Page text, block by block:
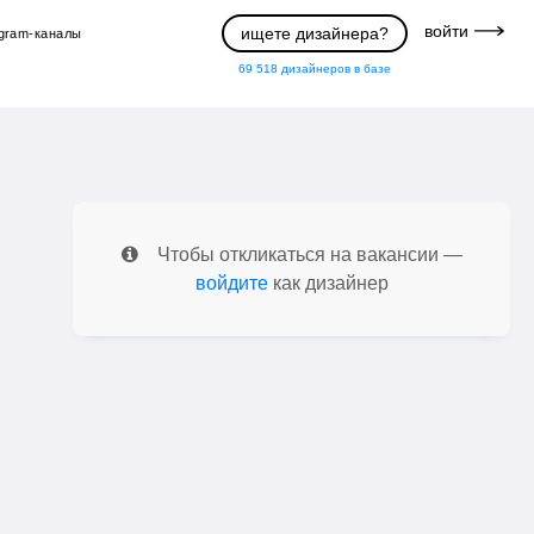
каналы ищете дизайнера?
69 518 дизайнеров в базе
войти
Чтобы откликаться на вакансии —
войдитекак дизайнер